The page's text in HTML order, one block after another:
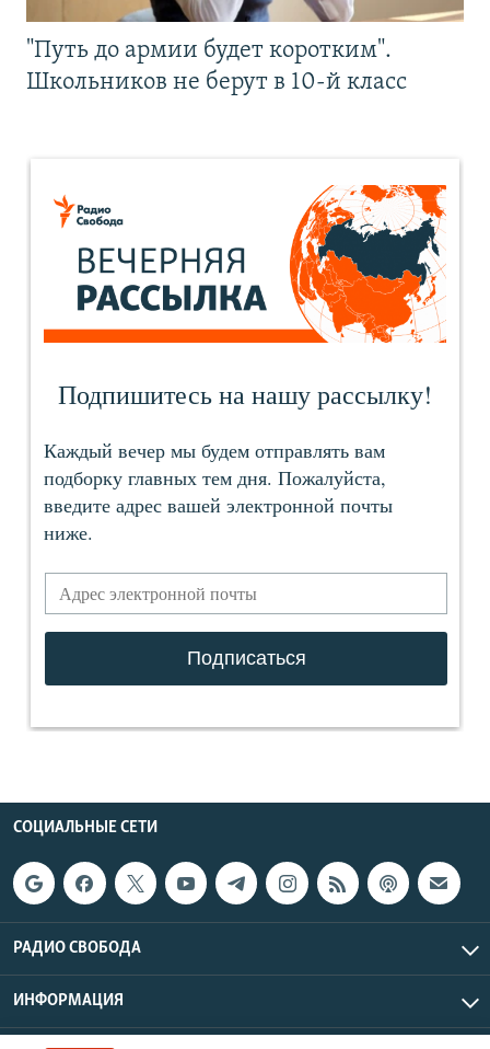
"Путь до армии будет коротким".
Школьников не берут в 10-й класс
СОЦИАЛЬНЫЕ СЕТИ
РАДИО СВОБОДА
ИНФОРМАЦИЯ